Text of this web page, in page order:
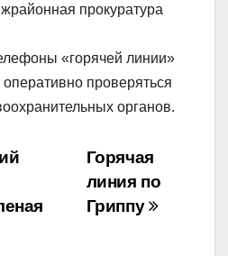
прокуратура
«горячей линии»
проверяться
органов.
Горячая
линия по
Гриппу